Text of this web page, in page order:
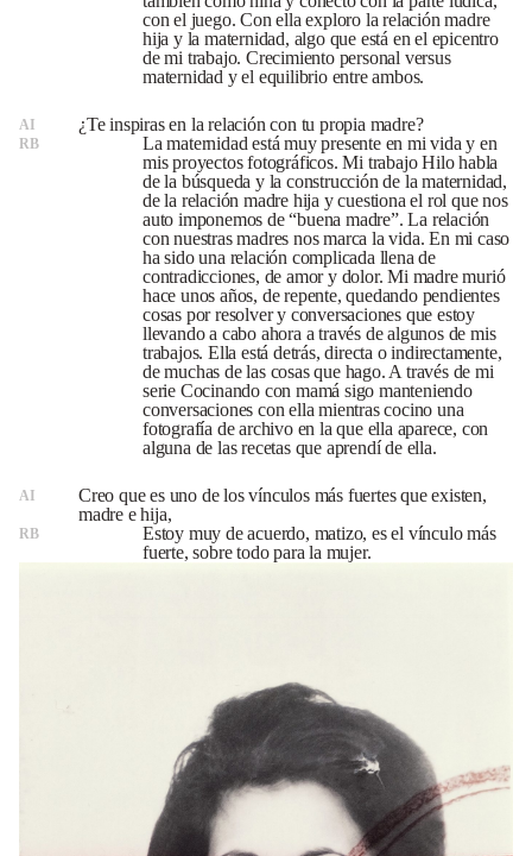
con el juego. Con ella exploro la relación madre
hija y la maternidad, algo que está en el epicentro
de mi trabajo. Crecimiento personal versus
maternidad y el equilibrio entre ambos.
AI ¿Te inspiras en la relación con tu propia madre?
RB
La maternidad está muy presente en mi vida y en
mis proyectos fotográficos. Mi trabajo Hilo habla
de la búsqueda y la construcción de la maternidad,
de la relación madre hija y cuestiona el rol que nos
auto imponemos de “buena madre”. La relación
con nuestras madres nos marca la vida. En mi caso
ha sido una relación complicada llena de
contradicciones, de amor y dolor. Mi madre murió
hace unos años, de repente, quedando pendientes
cosas por resolver y conversaciones que estoy
llevando a cabo ahora a través de algunos de mis
trabajos. Ella está detrás, directa o indirectamente,
de muchas de las cosas que hago. A través de mi
serie Cocinando con mamá sigo manteniendo
conversaciones con ella mientras cocino una
fotografía de archivo en la que ella aparece, con
alguna de las recetas que aprendí de ella.
AI
Creo que es uno de los vínculos más fuertes que existen,
madre e hija,
RB
Estoy muy de acuerdo, matizo, es el vínculo más
fuerte, sobre todo para la mujer.